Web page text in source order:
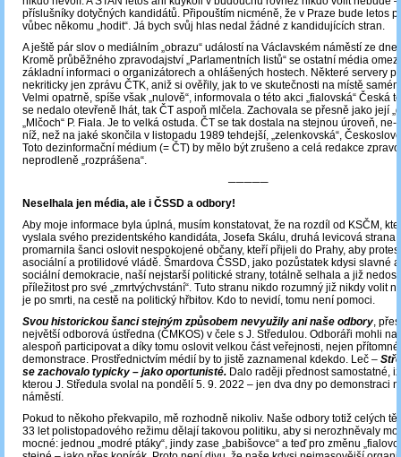
příslušníky dotyčných kandidátů. Připouštím nicméně, že v Praze bude letos
vůbec někomu „hodit“. Já bych svůj hlas nedal žádné z kandidujících stran.
A ještě pár slov o mediálním „obrazu“ událostí na Václavském náměstí ze dne
Kromě průběžného zpravodajství „Parlamentních listů“ se ostatní média
základní informaci o organizátorech a ohlášených hostech. Některé servery
nekriticky jen zprávu ČTK, aniž si ověřily, jak to ve skutečnosti na místě
Velmi opatrně, spíše však „nulově“, informovala o této akci „fialovská“ Česká
se nedalo otevřeně lhát, tak ČT aspoň mlčela. Zachovala se přesně jako její
„Mlčoch“ P. Fiala. Je to velká ostuda. ČT se tak dostala na stejnou úroveň,
níž, než na jaké skončila v listopadu 1989 tehdejší, „zelenkovská“,
Toto dezinformační médium (= ČT) by mělo být zrušeno a celá redakce
neprodleně „rozprášena“.
─────
Neselhala jen média, ale i ČSSD a odbory!
Aby moje informace byla úplná, musím konstatovat, že na rozdíl od KSČM,
vyslala svého prezidentského kandidáta, Josefa Skálu, druhá levicová strana,
promarnila šanci oslovit nespokojené občany, kteří přijeli do Prahy, aby
asociální a protilidové vládě. Šmardova ČSSD, jako pozůstatek kdysi slavné
sociální demokracie, naší nejstarší politické strany, totálně selhala a již
příležitost pro své „zmrtvýchvstání“. Tuto stranu nikdo rozumný již nikdy volit
je po smrti, na cestě na politický hřbitov. Kdo to nevidí, tomu není pomoci.
Svou historickou šanci stejným způsobem nevyužily ani naše odbory,
největší odborová ústředna (ČMKOS) v čele s J. Středulou. Odboráři mohli na
alespoň participovat a díky tomu oslovit velkou část veřejnosti, nejen
demonstrace. Prostřednictvím médií by to jistě zaznamenal kdekdo. Leč –
se zachovalo typicky – jako oportunisté. Dalo raději přednost samostatné,
kterou J. Středula svolal na pondělí 5. 9. 2022 – jen dva dny po demonstraci
náměstí.
Pokud to někoho překvapilo, mě rozhodně nikoliv. Naše odbory totiž celých
33 let polistopadového režimu dělají takovou politiku, aby si nerozhněvaly
mocné: jednou „modré ptáky“, jindy zase „babišovce“ a teď pro změnu